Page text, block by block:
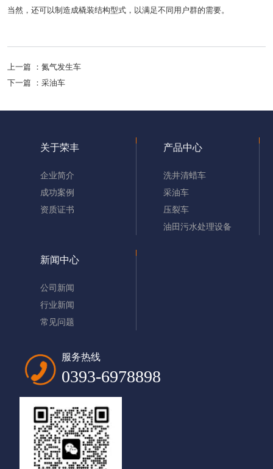
当然，还可以制造成橇装结构型式，以满足不同用户群的需要。
上一篇 ： 氮气发生车
下一篇 ： 采油车
关于荣丰
企业简介
成功案例
资质证书
产品中心
洗井清蜡车
采油车
压裂车
油田污水处理设备
新闻中心
公司新闻
行业新闻
常见问题
服务热线
0393-6978898